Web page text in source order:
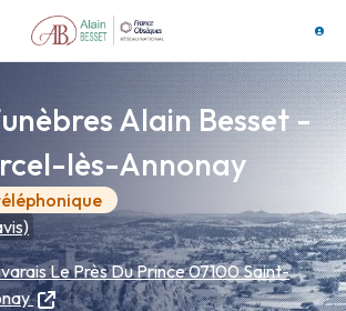
Alain Besset -
lès-Annonay
Le Près Du Prince07100 Saint-